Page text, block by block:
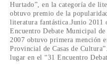
Hurtado”, en la categoría de
obtuvo premio de la
literatura fantástica.Junio
Encuentro Debate Municipal de
2007 obtuvo primera mención
Provincial de Casas de
lugar en el “31 Encuentro